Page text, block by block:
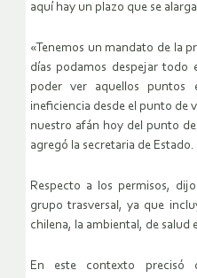
aquí hay un plazo que se
«Tenemos un mandato de la
días podamos despejar todo
poder ver aquellos puntos
ineficiencia desde el punto de
nuestro afán hoy del punto
agregó la secretaria de Estado.
Respecto a los permisos,
grupo trasversal, ya que
chilena, la ambiental, de salud
En este contexto